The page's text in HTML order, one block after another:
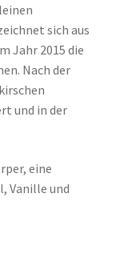
sich aus
Jahr 2015 die
Nach der
und in der
eine
Vanille und